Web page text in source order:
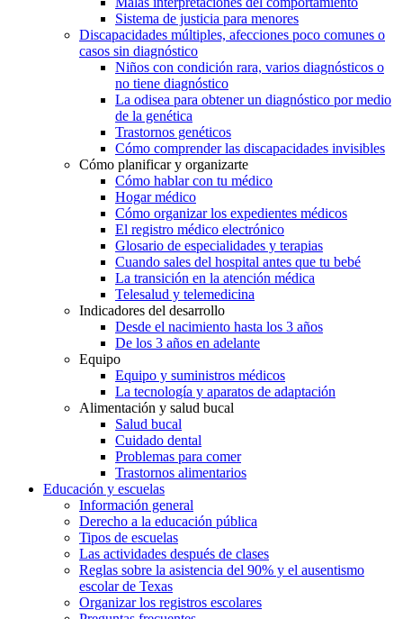
Sistema de justicia para menores
Discapacidades múltiples, afecciones poco comunes o
casos sin diagnóstico
Niños con condición rara, varios diagnósticos o
no tiene diagnóstico
La odisea para obtener un diagnóstico por medio
de la genética
Trastornos genéticos
Cómo comprender las discapacidades invisibles
Cómo planificar y organizarte
Cómo hablar con tu médico
Hogar médico
Cómo organizar los expedientes médicos
El registro médico electrónico
Glosario de especialidades y terapias
Cuando sales del hospital antes que tu bebé
La transición en la atención médica
Telesalud y telemedicina
Indicadores del desarrollo
Desde el nacimiento hasta los 3 años
De los 3 años en adelante
Equipo
Equipo y suministros médicos
La tecnología y aparatos de adaptación
Alimentación y salud bucal
Salud bucal
Cuidado dental
Problemas para comer
Trastornos alimentarios
Educación y escuelas
Información general
Derecho a la educación pública
Tipos de escuelas
Las actividades después de clases
Reglas sobre la asistencia del 90% y el ausentismo
escolar de Texas
Organizar los registros escolares